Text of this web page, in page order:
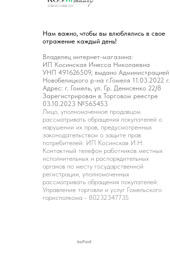
Нам важно, чтобы вы влюблялись в свое
отражение каждый день!
Владелец интернет-магазина:
ИП Косинская Инесса Николаевна
УНП 491626509, выдано Администрацией
Новобелицкого р-на г.Гомеля 11.03.2022 г.
Адрес: г. Гомель, ул. Гр. Денисенко 22/8
Зарегистрирован в Торговом реестре
03.10.2023 №565453
Лицо, уполномоченное продавцом
рассматривать обращения покупателей о
нарушении их прав, предусмотренных
законодательством о защите прав
потребителей: ИП Косинская И.Н.
Контактный телефон работников местных
исполнительных и распорядительных
органов по месту государственной
регистрации, уполномоченных
рассматривать обращения покупателей:
Управление торговли и услуг Гомельского
горисполкома - 80232347735